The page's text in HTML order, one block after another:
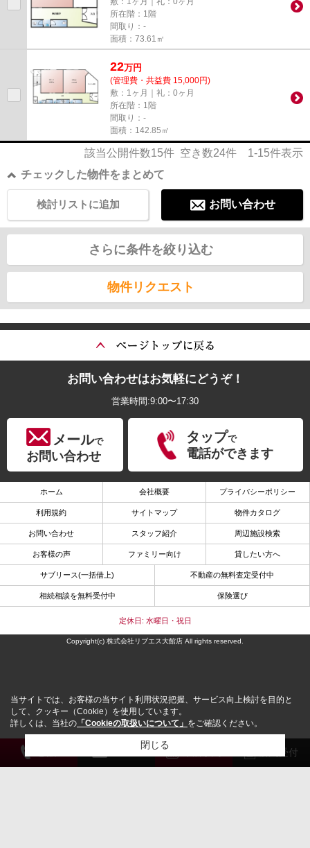
所在階：1階
間取り：-
面積：73.61㎡
22万円
(管理費・共益費 15,000円)
敷：1ヶ月｜礼：0ヶ月
所在階：1階
間取り：-
面積：142.85㎡
該当公開件数15件 空き数24件 1-15件表示
チェックした物件をまとめて
お問い合わせ
検討リストに追加
さらに条件を絞り込む
物件リクエスト
解約受付
お問い合わせはお気軽にどうぞ！
営業時間:9:00〜17:30
メールで
お問い合わせ
タップで
電話ができます
ホーム 会社概要 プライバシーポリシー
利用規約 サイトマップ 物件カタログ
お問い合わせ スタッフ紹介 周辺施設検索
お客様の声 ファミリー向け 貸したい方へ
サブリース(一括借上) 不動産の無料査定受付中
相続相談を無料受付中 保険選び
定休日: 水曜日・祝日
Copyright(c) 株式会社リブエス大館店 All rights reserved.
当サイトでは、お客様の当サイト利用状況把握、サービス向上検討を目的と
して、クッキー（Cookie）を使用しています。
詳しくは、当社の 「Cookieの取扱いについて」 をご確認ください。
閉じる